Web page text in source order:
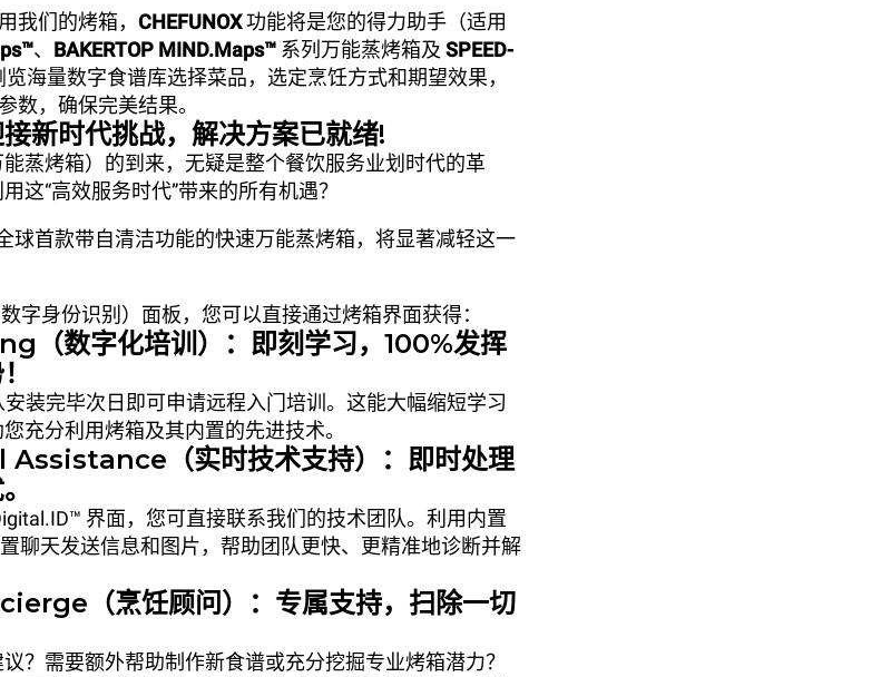
我们的烤箱， CHEFUNOX功能将是您的得力助手（适用
、 BAKERTOP MIND.Maps™ 系列万能蒸烤箱及 SPEED-
海量数字食谱库选择菜品，选定烹饪方式和期望效果，
数，确保完美结果。
新时代挑战，解决方案已就绪!
蒸烤箱）的到来，无疑是整个餐饮服务业划时代的革
这“高效服务时代”带来的所有机遇？
球首款带自清洁功能的快速万能蒸烤箱，将显著减轻这一
字身份识别）面板，您可以直接通过烤箱界面获得：
（数字化培训）：即刻学习，100%发挥
装完毕次日即可申请远程入门培训。这能大幅缩短学习
充分利用烤箱及其内置的先进技术。
（实时技术支持）：即时处理
界面，您可直接联系我们的技术团队。利用内置
聊天发送信息和图片，帮助团队更快、更精准地诊断并解
（烹饪顾问）：专属支持，扫除一切
？需要额外帮助制作新食谱或充分挖掘专业烤箱潜力？